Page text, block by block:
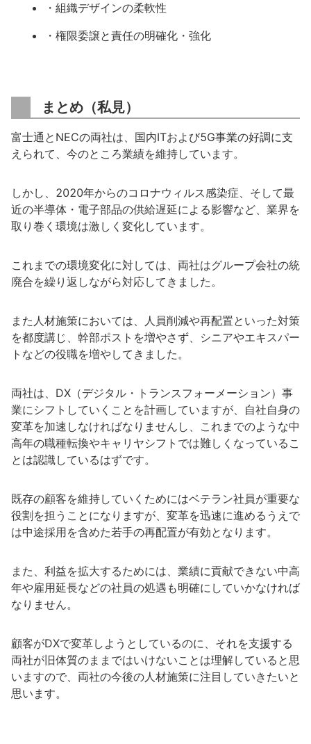
・組織デザインの柔軟性
・権限委譲と責任の明確化・強化
まとめ（私見）
富士通とNECの両社は、国内ITおよび5G事業の好調に支
えられて、今のところ業績を維持しています。
しかし、2020年からのコロナウィルス感染症、そして最
近の半導体・電子部品の供給遅延による影響など、業界を
取り巻く環境は激しく変化しています。
これまでの環境変化に対しては、両社はグループ会社の統
廃合を繰り返しながら対応してきました。
また人材施策においては、人員削減や再配置といった対策
を都度講じ、幹部ポストを増やさず、シニアやエキスパー
トなどの役職を増やしてきました。
両社は、DX（デジタル・トランスフォーメーション）事
業にシフトしていくことを計画していますが、自社自身の
変革を加速しなければなりませんし、これまでのような中
高年の職種転換やキャリヤシフトでは難しくなっているこ
とは認識しているはずです。
既存の顧客を維持していくためにはベテラン社員が重要な
役割を担うことになりますが、変革を迅速に進めるうえで
は中途採用を含めた若手の再配置が有効となります。
また、利益を拡大するためには、業績に貢献できない中高
年や雇用延長などの社員の処遇も明確にしていかなければ
なりません。
顧客がDXで変革しようとしているのに、それを支援する
両社が旧体質のままではいけないことは理解していると思
いますので、両社の今後の人材施策に注目していきたいと
思います。